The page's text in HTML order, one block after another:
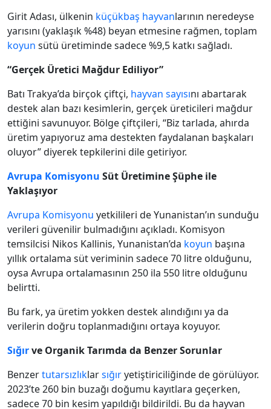
Girit Adası, ülkenin küçükbaş hayvanlarının neredeyse
yarısını (yaklaşık %48) beyan etmesine rağmen, toplam
koyun sütü üretiminde sadece %9,5 katkı sağladı.
“Gerçek Üretici Mağdur Ediliyor”
Batı Trakya’da birçok çiftçi, hayvan sayısını abartarak
destek alan bazı kesimlerin, gerçek üreticileri mağdur
ettiğini savunuyor. Bölge çiftçileri, “Biz tarlada, ahırda
üretim yapıyoruz ama destekten faydalanan başkaları
oluyor” diyerek tepkilerini dile getiriyor.
Avrupa Komisyonu Süt Üretimine Şüphe ile
Yaklaşıyor
Avrupa Komisyonu yetkilileri de Yunanistan’ın sunduğu
verileri güvenilir bulmadığını açıkladı. Komisyon
temsilcisi Nikos Kallinis, Yunanistan’da koyun başına
yıllık ortalama süt veriminin sadece 70 litre olduğunu,
oysa Avrupa ortalamasının 250 ila 550 litre olduğunu
belirtti.
Bu fark, ya üretim yokken destek alındığını ya da
verilerin doğru toplanmadığını ortaya koyuyor.
Sığırve Organik Tarımda da Benzer Sorunlar
Benzertutarsızlıklarsığıryetiştiriciliğinde de görülüyor.
2023’te 260 bin buzağı doğumu kayıtlara geçerken,
sadece 70 bin kesim yapıldığı bildirildi. Bu da hayvan